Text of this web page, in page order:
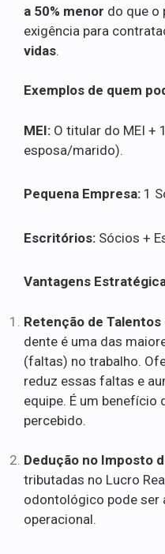
a 50% menor do que o
exigência para
vidas.
Exemplos de quem
MEI: O titular do MEI +
esposa/marido).
Pequena Empresa: 1
Escritórios: Sócios +
Vantagens
Retenção de
dente é uma das
(faltas) no trabalho.
reduz essas faltas e
equipe. É um benefício
percebido.
Dedução no Imposto
tributadas no Lucro
odontológico pode ser
operacional.